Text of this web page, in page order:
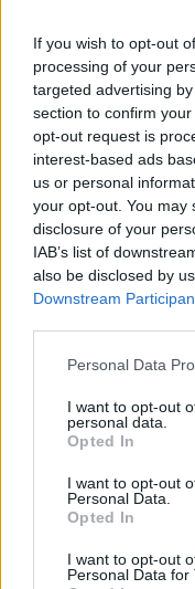
If you wish to opt-out
processing of your
targeted advertising
section to confirm
opt-out request is
interest-based ads
us or personal
your opt-out. You may
disclosure of your
IAB’s list of
also be disclosed by
Downstream
Please note that this
not limited to your
grant or deny consent
use your data for
consent section.
Personal Data
I want to opt-out
personal data.
Opted In
I want to opt-out
Personal Data.
Opted In
I want to opt-out
Personal Data for
AUTORE
incontro a
che lo
adotta
reportage
esplicativi